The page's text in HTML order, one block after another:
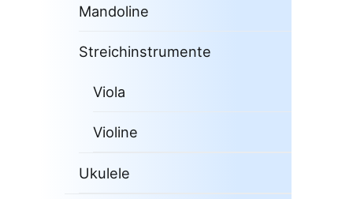
Mandoline
Streichinstrumente
Viola
Violine
Ukulele